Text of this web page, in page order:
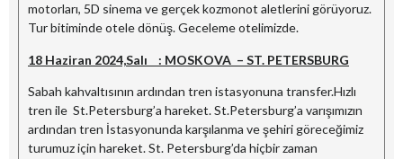
motorları, 5D sinema ve gerçek kozmonot aletlerini görüyoruz.
Tur bitiminde otele dönüş. Geceleme otelimizde.
18 Haziran 2024,Salı : MOSKOVA – ST. PETERSBURG
Sabah kahvaltısının ardından tren istasyonuna transfer.Hızlı
tren ile St.Petersburg’a hareket. St.Petersburg’a varışımızın
ardından tren İstasyonunda karşılanma ve şehiri göreceğimiz
turumuz için hareket. St. Petersburg’da hiçbir zaman